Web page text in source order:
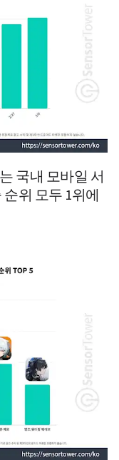
국내 모바일 서
위 모두 1위에